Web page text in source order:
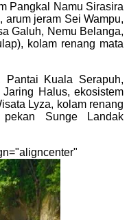
Pangkal Namu Sirasira
jeram Sei Wampu,
Galuh, Nemu Belanga,
kolam renang mata
Kuala Serapuh,
Halus, ekosistem
Lyza, kolam renang
Sunge Landak